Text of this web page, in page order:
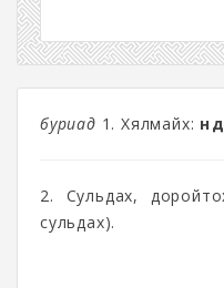
буриад 1. Хялмайх:
2. Сульдах,
сульдах).